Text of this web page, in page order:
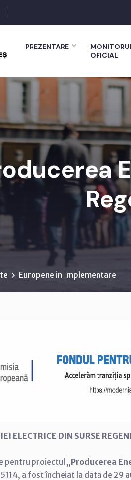
PREZENTARE
OFICIAL
Europene in Implementare
ELECTRICE DIN SURSE
pentru proiectul „Producerea
a fost încheiat la data de